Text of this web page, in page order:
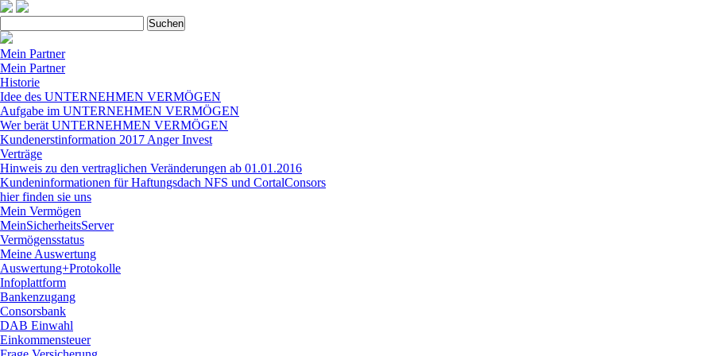
nach:
Mein Partner
Mein Partner
Historie
Idee des UNTERNEHMEN VERMÖGEN
Aufgabe im UNTERNEHMEN VERMÖGEN
Wer berät UNTERNEHMEN VERMÖGEN
Kundenerstinformation 2017 Anger Invest
Verträge
Hinweis zu den vertraglichen Veränderungen ab 01.01.2016
Kundeninformationen für Haftungsdach NFS und CortalConsors
hier finden sie uns
Mein Vermögen
MeinSicherheitsServer
Vermögensstatus
Meine Auswertung
Auswertung+Protokolle
Infoplattform
Bankenzugang
Consorsbank
DAB Einwahl
Einkommensteuer